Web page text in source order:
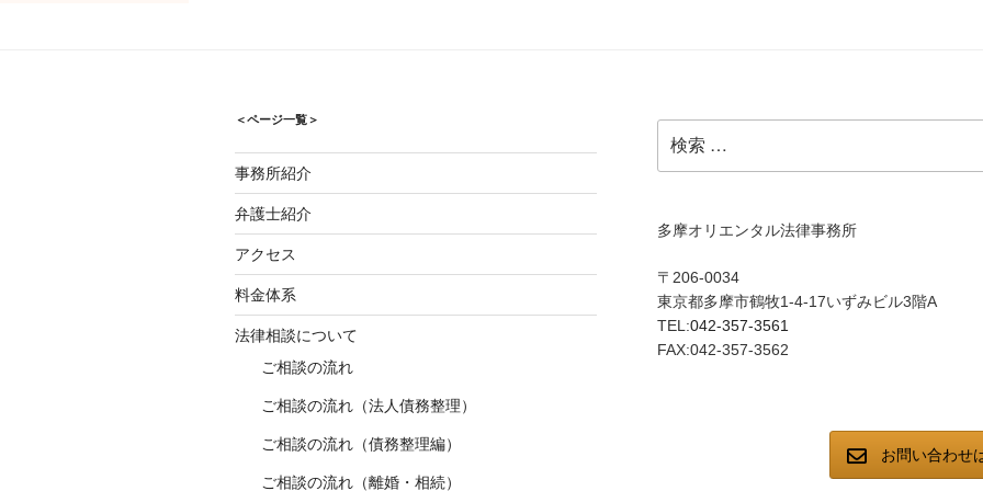
＜ページ一覧＞
事務所紹介
弁護士紹介
アクセス
料金体系
法律相談について
ご相談の流れ
ご相談の流れ（法人債務整理）
ご相談の流れ（債務整理編）
ご相談の流れ（離婚・相続）
索:
多摩オリエンタル法律事務所
〒206-0034
東京都多摩市鶴牧1-4-17いずみビル3階A
TEL:042-357-3561
FAX:042-357-3562
お問い合わせ